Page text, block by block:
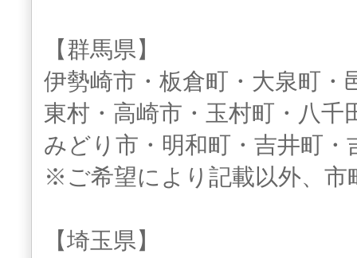
【群馬県】
伊勢崎市・板倉町・大泉町・
東村・高崎市・玉村町・八千
みどり市・明和町・吉井町・
※ご希望により記載以外、市
【埼玉県】